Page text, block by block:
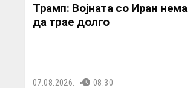
Трамп: Војната со Иран нема
да трае долго
07.08.2026. 08:30